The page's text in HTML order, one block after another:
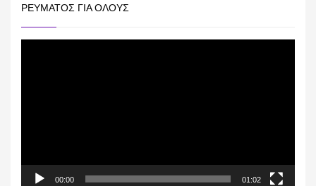
ΡΕΎΜΑΤΟΣ ΓΙΑ ΟΛΟΥΣ
00:00 01:02